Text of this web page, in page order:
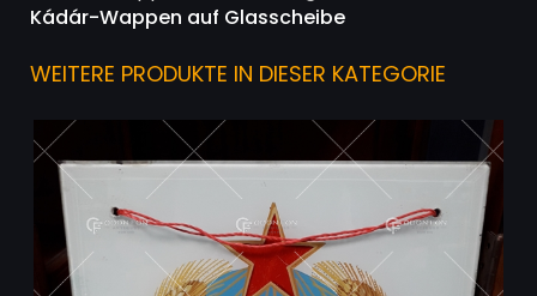
Kádár-Wappen auf Glasscheibe
WEITERE PRODUKTE IN DIESER KATEGORIE